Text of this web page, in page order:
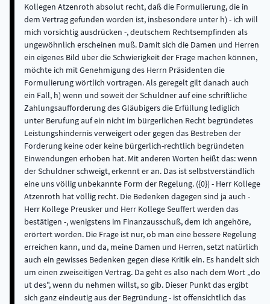
Kollegen Atzenroth absolut recht, daß die Formulierung, die in
dem Vertrag gefunden worden ist, insbesondere unter h) - ich will
mich vorsichtig ausdrücken -, deutschem Rechtsempfinden als
ungewöhnlich erscheinen muß. Damit sich die Damen und Herren
ein eigenes Bild über die Schwierigkeit der Frage machen können,
möchte ich mit Genehmigung des Herrn Präsidenten die
Formulierung wörtlich vortragen. Als geregelt gilt danach auch
ein Fall, h) wenn und soweit der Schuldner auf eine schriftliche
Zahlungsaufforderung des Gläubigers die Erfüllung lediglich
unter Berufung auf ein nicht im bürgerlichen Recht begründetes
Leistungshindernis verweigert oder gegen das Bestreben der
Forderung keine oder keine bürgerlich-rechtlich begründeten
Einwendungen erhoben hat. Mit anderen Worten heißt das: wenn
der Schuldner schweigt, erkennt er an. Das ist selbstverständlich
eine uns völlig unbekannte Form der Regelung. ({0}) - Herr Kollege
Atzenroth hat völlig recht. Die Bedenken dagegen sind ja auch -
Herr Kollege Preusker und Herr Kollege Seuffert werden das
bestätigen -, wenigstens im Finanzausschuß, dem ich angehöre,
erörtert worden. Die Frage ist nur, ob man eine bessere Regelung
erreichen kann, und da, meine Damen und Herren, setzt natürlich
auch ein gewisses Bedenken gegen diese Kritik ein. Es handelt sich
um einen zweiseitigen Vertrag. Da geht es also nach dem Wort „do
ut des", wenn du nehmen willst, so gib. Dieser Punkt das ergibt
sich ganz eindeutig aus der Begründung - ist offensichtlich das